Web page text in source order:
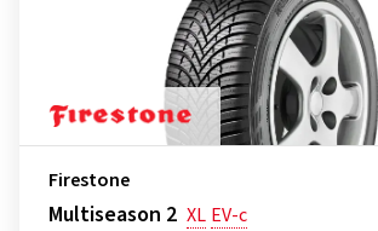
Firestone
Multiseason 2 XL EV-c